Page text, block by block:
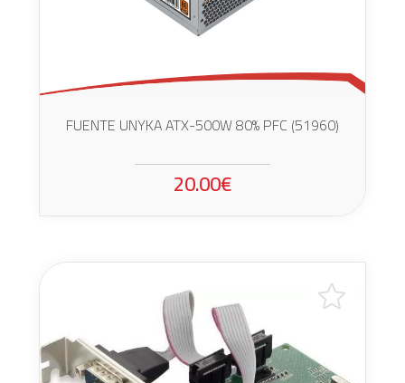
FUENTE UNYKA ATX-500W 80% PFC (51960)
20.00€